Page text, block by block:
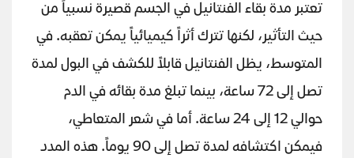
تعتبر مدة بقاء الفنتانيل في الجسم قصيرة نسبياً من
حيث التأثير، لكنها تترك أثراً كيميائياً يمكن تعقبه. في
المتوسط، يظل الفنتانيل قابلاً للكشف في البول لمدة
تصل إلى 72 ساعة، بينما تبلغ مدة بقائه في الدم
حوالي 12 إلى 24 ساعة. أما في شعر المتعاطي،
فيمكن اكتشافه لمدة تصل إلى 90 يوماً. هذه المدد